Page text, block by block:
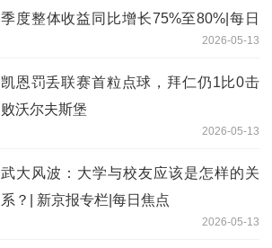
季度整体收益同比增长75%至80%|每日
2026-05-13
凯恩罚丢联赛首粒点球，拜仁仍1比0击
败沃尔夫斯堡
2026-05-13
武大风波：大学与校友应该是怎样的关
系？| 新京报专栏|每日焦点
2026-05-13